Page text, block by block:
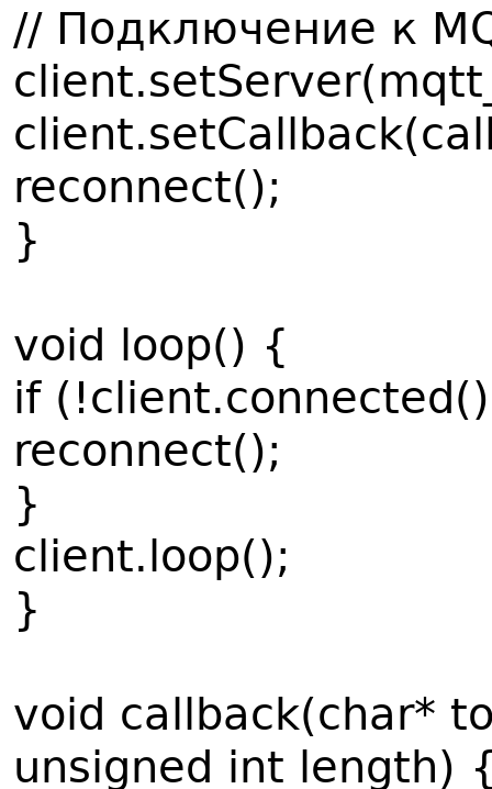
// Подключение к
reconnect();
}
void loop() {
if
reconnect();
}
client.loop();
}
void callback(char*
unsigned int length)